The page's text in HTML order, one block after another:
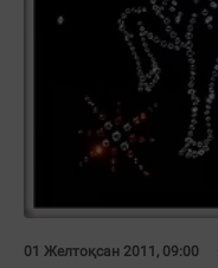
01 Желтоқсан 2011, 09:00